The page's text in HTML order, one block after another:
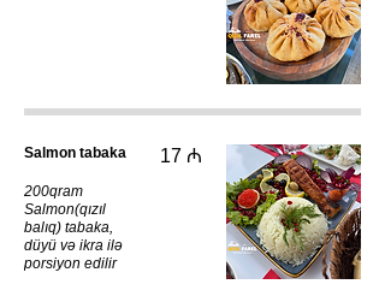
Salmon tabaka
200qram
Salmon(qızıl
balıq) tabaka,
düyü və ikra ilə
porsiyon edilir
17 ₼